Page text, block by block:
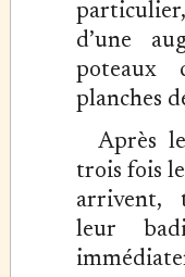
d’une
poteaux
planches
Après
trois fois
arrivent,
leur